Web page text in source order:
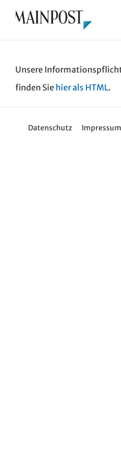
Zum
Inhalt
springen
Unsere
finden Sie hier als HTML.
Datenschutz Impressum